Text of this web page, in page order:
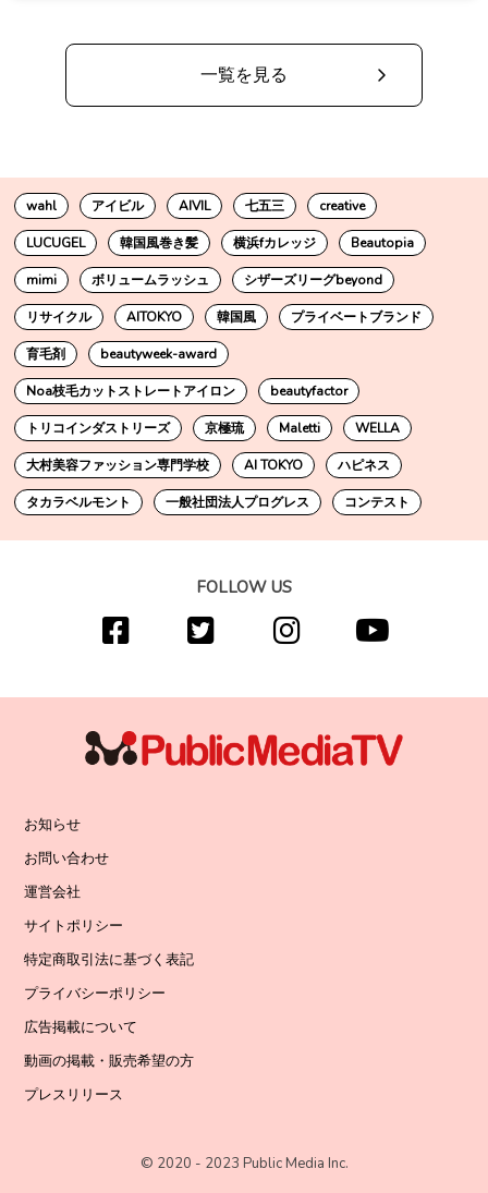
一覧を見る
wahl アイビル AIVIL 七五三 creative
LUCUGEL 韓国風巻き髪 横浜fカレッジ Beautopia
mimi ボリュームラッシュ シザーズリーグbeyond
リサイクル AITOKYO 韓国風 プライベートブランド
育毛剤 beautyweek-award
Noa枝毛カットストレートアイロン beautyfactor
トリコインダストリーズ 京極琉 Maletti WELLA
大村美容ファッション専門学校 AI TOKYO ハピネス
タカラベルモント 一般社団法人プログレス コンテスト
FOLLOW US
お知らせ
お問い合わせ
運営会社
サイトポリシー
特定商取引法に基づく表記
プライバシーポリシー
広告掲載について
動画の掲載・販売希望の方
プレスリリース
© 2020 - 2023 Public Media Inc.